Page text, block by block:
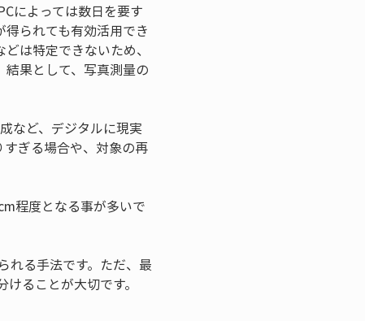
によっては数日を要す
られても有効活用でき
は特定できないため、
果として、写真測量の
など、デジタルに現実
ぎる場合や、対象の再
程度となる事が多いで
れる手法です。ただ、最
ることが大切です。